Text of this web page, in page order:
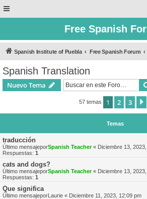
Free Spanish
Spanish Institute of Puebla Free Spanish Forum
Spanish Translation
Nuevo Tema
57 temas 1 2 3
Temas
traducción
Último mensajeporSpanish Teacher« Diciembre 13,
Respuestas: 1
cats and dogs?
Último mensajeporSpanish Teacher« Diciembre 13,
Respuestas: 1
Que significa
Último mensajeporLaurie « Diciembre 11, 2023, 12:09 pm